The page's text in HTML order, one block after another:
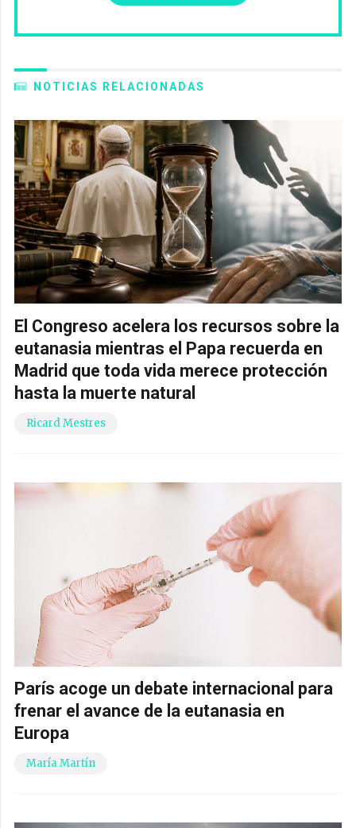
NOTICIAS RELACIONADAS
El Congreso acelera los recursos sobre la
eutanasia mientras el Papa recuerda en
Madrid que toda vida merece protección
hasta la muerte natural
Ricard Mestres
París acoge un debate internacional para
frenar el avance de la eutanasia en
Europa
María Martín